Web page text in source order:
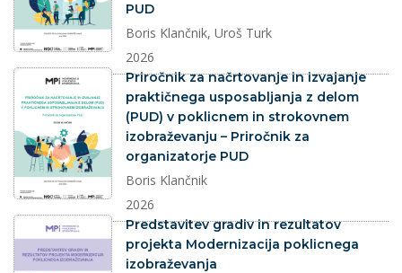
PUD
Boris Klančnik, Uroš Turk
2026
dokument
Priročnik za načrtovanje in izvajanje
praktičnega usposabljanja z delom
(PUD) v poklicnem in strokovnem
izobraževanju – Priročnik za
organizatorje PUD
Boris Klančnik
2026
dokument
Predstavitev gradiv in rezultatov
projekta Modernizacija poklicnega
izobraževanja